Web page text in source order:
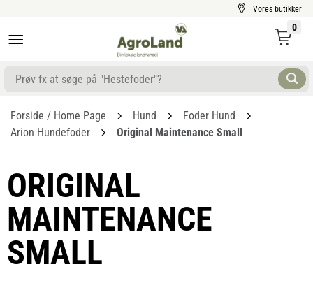
Vores butikker
0
Forside / Home Page Hund
Foder Hund
Arion Hundefoder
Original Maintenance Small
ORIGINAL
MAINTENANCE
SMALL